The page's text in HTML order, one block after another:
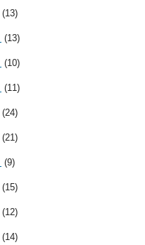
(13)
(13)
(10)
(11)
(24)
(21)
(9)
(15)
(12)
(14)